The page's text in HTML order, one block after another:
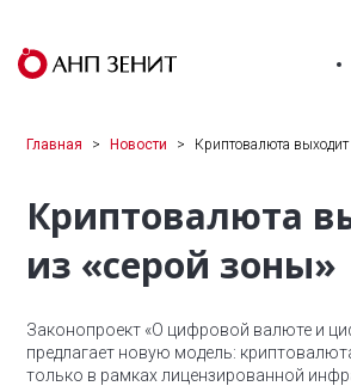
Главная Новости Криптовалюта выходит
Криптовалюта
из «серой зоны»
Законопроект «О цифровой валюте и
предлагает новую модель:
только в рамках лицензированной